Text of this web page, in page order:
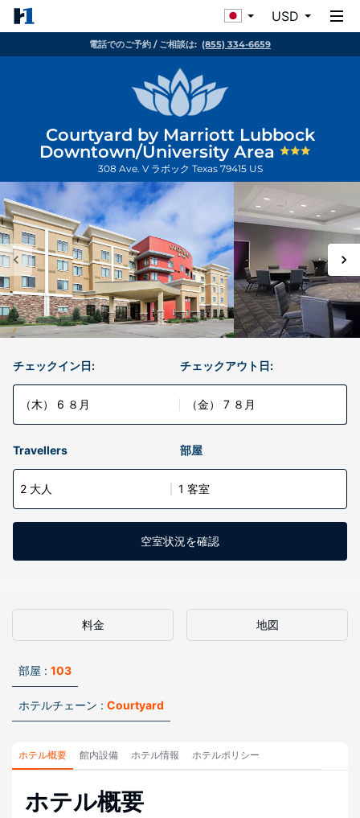
USD
電話でのご予約 / ご相談は: (855) 334-6659
Courtyard by Marriott Lubbock
Downtown/University Area
308 Ave. V ラボック Texas 79415 US
チェックイン日:
（木） 6 ８月
チェックアウト日:
（金） 7 ８月
Travellers 部屋
2 大人 1 客室
空室状況を確認
料金 地図
部屋 : 103
ホテルチェーン : Courtyard
ホテル概要 館内設備 ホテル情報 ホテルポリシー
ホテル概要